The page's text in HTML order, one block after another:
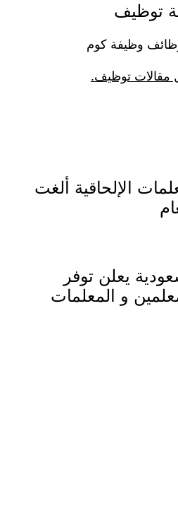
توظيف
وظيفة كوم
توظيف.
الإلحاقية ألغت
يعلن توفر
و المعلمات